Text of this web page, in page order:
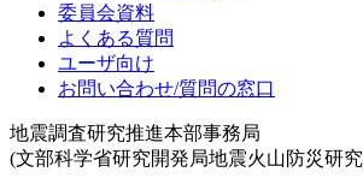
委員会資料
よくある質問
ユーザ向け
お問い合わせ/質問の窓口
地震調査研究推進本部事務局
(文部科学省研究開発局地震火山防災研